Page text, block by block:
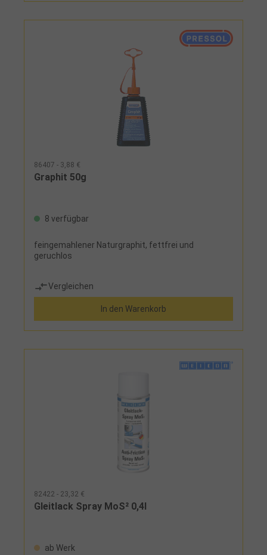
86407 - 3,88 €
Graphit 50g
8 verfügbar
feingemahlener Naturgraphit, fettfrei und
geruchlos
Vergleichen
In den Warenkorb
82422 - 23,32 €
Gleitlack Spray MoS² 0,4l
ab Werk